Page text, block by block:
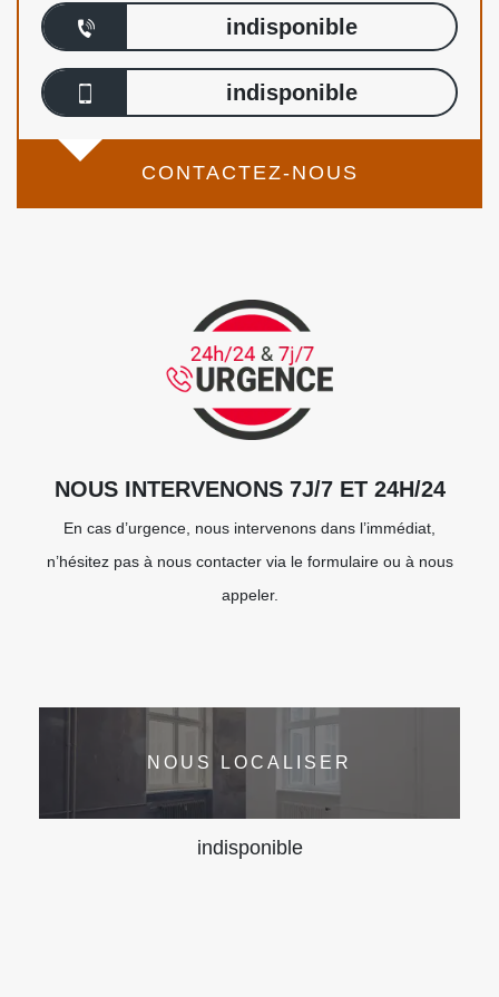
indisponible
indisponible
CONTACTEZ-NOUS
NOUS INTERVENONS 7J/7 ET 24H/24
En cas d’urgence, nous intervenons dans l’immédiat,
n’hésitez pas à nous contacter via le formulaire ou à nous
appeler.
NOUS LOCALISER
indisponible